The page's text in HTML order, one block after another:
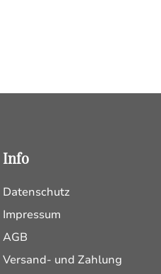
Info
Datenschutz
Impressum
AGB
Versand- und Zahlung